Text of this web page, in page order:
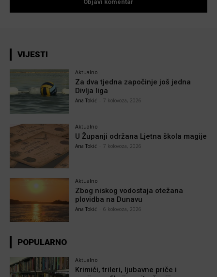
VIJESTI
Aktualno
Za dva tjedna započinje još jedna
Divlja liga
Ana Tokić 7 kolovoza, 2026
Aktualno
U Županji održana Ljetna škola magije
Ana Tokić 7 kolovoza, 2026
Aktualno
Zbog niskog vodostaja otežana
plovidba na Dunavu
Ana Tokić 6 kolovoza, 2026
POPULARNO
Aktualno
Krimići, trileri, ljubavne priče i